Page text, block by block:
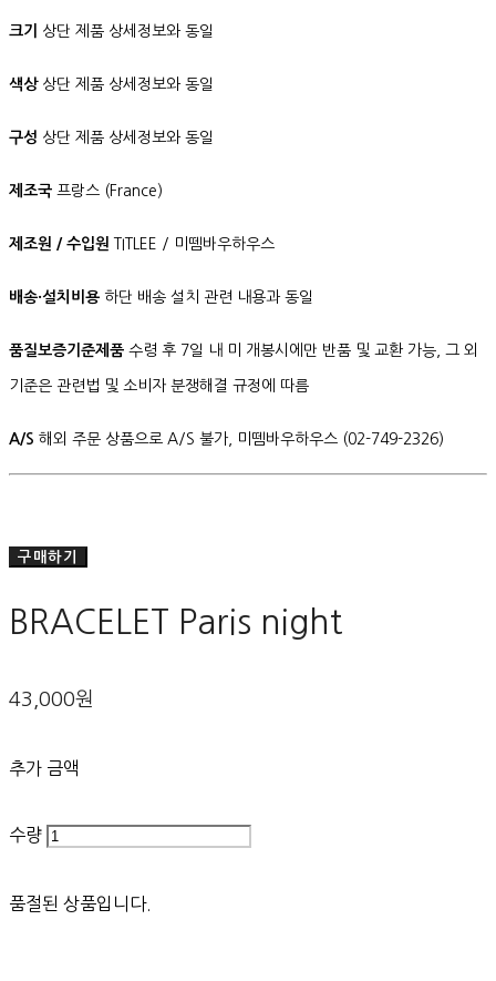
크기 상단 제품 상세정보와 동일
색상상단 제품 상세정보와 동일
구성 상단 제품 상세정보와 동일
제조국 프랑스 (France)
제조원 / 수입원 TITLEE / 미뗌바우하우스
배송·설치비용 하단 배송 설치 관련 내용과 동일
품질보증기준제품 수령 후 7일 내 미 개봉시에만 반품 및 교환 가능, 그 외
기준은 관련법 및 소비자 분쟁해결 규정에 따름
A/S 해외 주문 상품으로 A/S 불가, 미뗌바우하우스 (02-749-2326)
구매하기
BRACELET Paris night
43,000원
추가 금액
수량
품절된 상품입니다.